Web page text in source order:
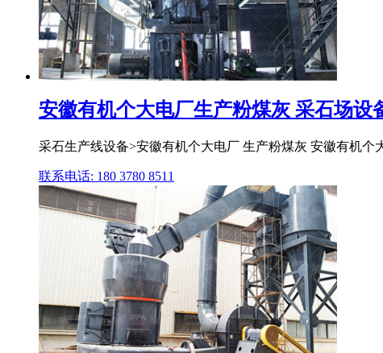
安徽有机个大电厂生产粉煤灰 采石场设
采石生产线设备>安徽有机个大电厂 生产粉煤灰 安徽有机
联系电话: 180 3780 8511